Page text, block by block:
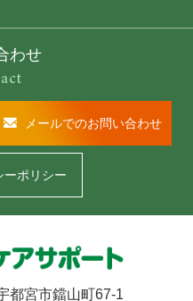
わせ
メールでのお問い合わせ
ーポリシー
宮市鐺山町67-1